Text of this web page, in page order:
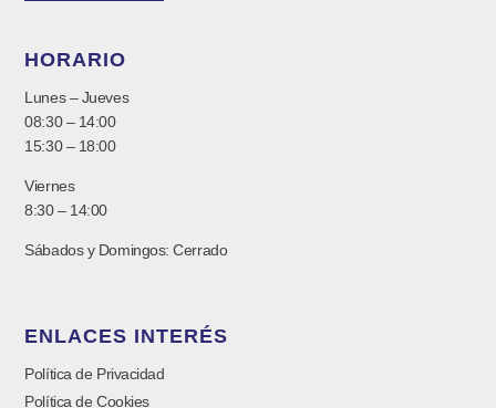
HORARIO
Lunes – Jueves
08:30 – 14:00
15:30 – 18:00
Viernes
8:30 – 14:00
Sábados y Domingos: Cerrado
ENLACES INTERÉS
Política de Privacidad
Política de Cookies